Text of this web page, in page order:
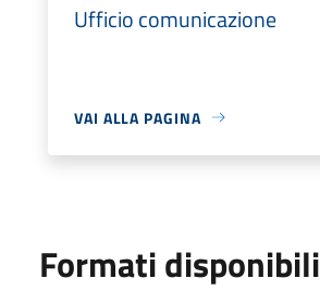
Ufficio comunicazione
VAI ALLA PAGINA
Formati disponibili